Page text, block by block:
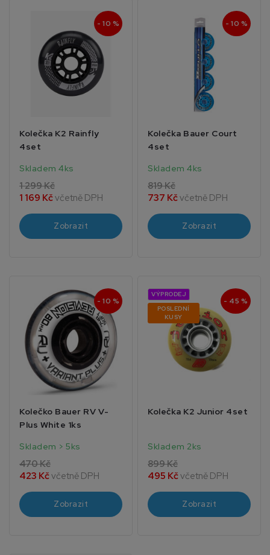
- 10 %
Kolečka K2 Rainfly
4set
Skladem 4ks
1 299 Kč
1 169 Kčvčetně DPH
Zobrazit
- 10 %
Kolečka Bauer Court
4set
Skladem 4ks
819 Kč
737 Kčvčetně DPH
Zobrazit
- 10 %
Kolečko Bauer RV V-
Plus White 1ks
Skladem > 5ks
470 Kč
423 Kčvčetně DPH
Zobrazit
VÝPRODEJ
POSLEDNÍ
KUSY
- 45 %
Kolečka K2 Junior 4set
Skladem 2ks
899 Kč
495 Kčvčetně DPH
Zobrazit